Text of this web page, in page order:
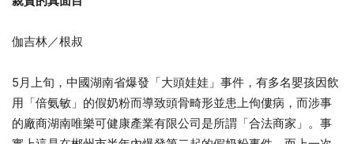
伽吉林／根叔
5月上旬，中國湖南省爆發「大頭娃娃」事件，有多名嬰孩因飲
用「倍氨敏」的假奶粉而導致頭骨畸形並患上佝僂病，而涉事
的廠商湖南唯樂可健康產業有限公司是所謂「合法商家」。事